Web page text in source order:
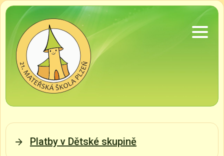
Platby v Dětské skupině